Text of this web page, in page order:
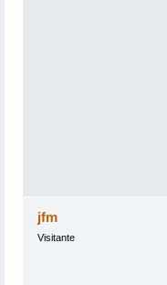
jfm
Visitante